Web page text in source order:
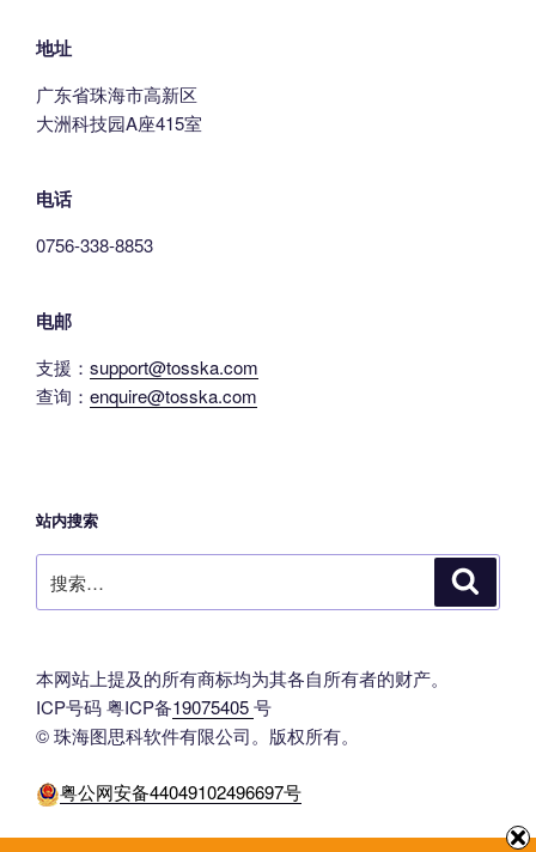
地址
广东省珠海市高新区
大洲科技园A座415室
电话
0756-338-8853
电邮
支援： support@tosska.com
查询： enquire@tosska.com
站内搜索
索：
本网站上提及的所有商标均为其各自所有者的财产。
ICP号码 粤ICP备19075405号
© 珠海图思科软件有限公司。版权所有。
粤公网安备44049102496697号